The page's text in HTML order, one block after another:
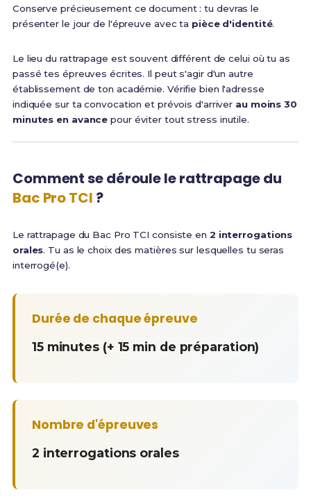
Conserve précieusement ce document : tu devras le
présenter le jour de l'épreuve avec ta pièce d'identité.
Le lieu du rattrapage est souvent différent de celui où tu as
passé tes épreuves écrites. Il peut s'agir d'un autre
établissement de ton académie. Vérifie bien l'adresse
indiquée sur ta convocation et prévois d'arriver au moins 30
minutes en avance pour éviter tout stress inutile.
Comment se déroule le rattrapage du
Bac Pro TCI ?
Le rattrapage du Bac Pro TCI consiste en 2 interrogations
orales. Tu as le choix des matières sur lesquelles tu seras
interrogé(e).
Durée de chaque épreuve
15 minutes (+ 15 min de préparation)
Nombre d'épreuves
2 interrogations orales